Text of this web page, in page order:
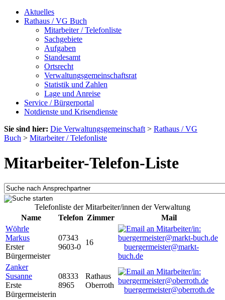
Aktuelles
Rathaus / VG Buch
Mitarbeiter / Telefonliste
Sachgebiete
Aufgaben
Standesamt
Ortsrecht
Verwaltungsgemeinschaftsrat
Statistik und Zahlen
Lage und Anreise
Service / Bürgerportal
Notdienste und Krisendienste
Sie sind hier: Die Verwaltungsgemeinschaft > Rathaus / VG
Buch > Mitarbeiter / Telefonliste
Mitarbeiter-Telefon-Liste
Telefonliste der Mitarbeiter/innen der Verwaltung
Name
Telefon Zimmer
Mail
Wöhrle
Markus
Erster
Bürgermeister
07343
9603-0
16
buergermeister@markt-
buch.de
Zanker
Susanne
Erste
Bürgermeisterin
08333
8965
Rathaus
Oberroth
buergermeister@oberroth.de